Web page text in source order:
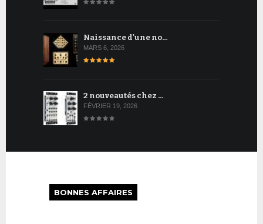
Naissance d'une no…
MARS 6, 2026
2 nouveautés chez …
FÉVRIER 19, 2026
BONNES AFFAIRES